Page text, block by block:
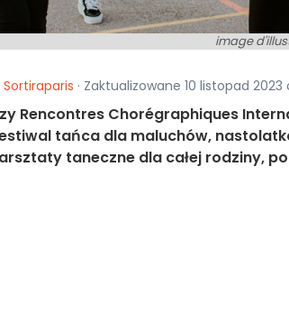
image
· Zaktualizowane 10 listopad 2023
Rencontres Chorégraphiques
tańca dla maluchów,
taneczne dla całej rodziny,